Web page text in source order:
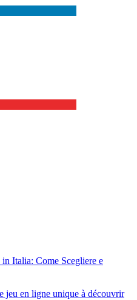
Italia: Come Scegliere e
jeu en ligne unique à découvrir